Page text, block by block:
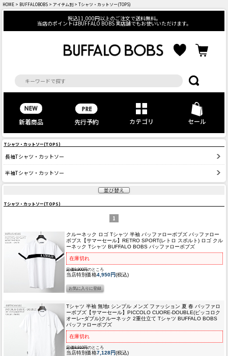
HOME > BUFFALOBOBS > アイテム別 > Tシャツ・カットソー(TOPS)
税込11,000円以上のご注文で送料無料。
当店のポイントはBUFFALO BOBS 実店舗でもお使いいただけます。
新着商品 先行予約 カテゴリ セール
Tシャツ・カットソー(TOPS)
長袖Tシャツ・カットソー
半袖Tシャツ・カットソー
並び替え
Tシャツ・カットソー(TOPS)
1
クルーネック ロゴ Tシャツ 半袖 バッファローボブズ バッファロー
ボブス
【サマーセール】RETRO SPORT(レトロ スポルト) ロゴ クル
ーネック Tシャツ BUFFALO BOBS バッファローボブズ
在庫切れ
定価9,900円のところ
当店特別価格4,950円(税込)
Tシャツ 半袖 無地t シンプル メンズ ファッション 夏 春 バッファロ
ーボブズ 【サマーセール】PICCOLO CUORE-DOUBLE(ピッコロク
オーレｰダブル)クルーネック 2重仕立て Tシャツ BUFFALO BOBS
バッファローボブズ
在庫切れ
定価8,910円のところ
当店特別価格7,128円(税込)